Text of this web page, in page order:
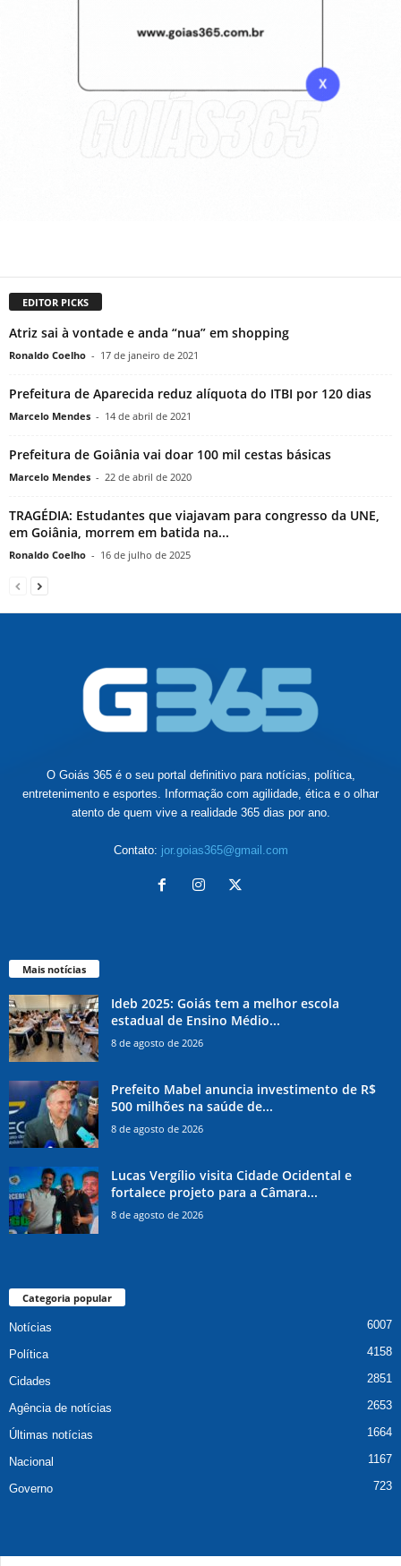
EDITOR PICKS
Atriz sai à vontade e anda “nua” em shopping
Ronaldo Coelho - 17 de janeiro de 2021
Prefeitura de Aparecida reduz alíquota do ITBI por 120 dias
Marcelo Mendes - 14 de abril de 2021
Prefeitura de Goiânia vai doar 100 mil cestas básicas
Marcelo Mendes - 22 de abril de 2020
TRAGÉDIA: Estudantes que viajavam para congresso da UNE,
em Goiânia, morrem em batida na...
Ronaldo Coelho - 16 de julho de 2025
O Goiás 365 é o seu portal definitivo para notícias, política,
entretenimento e esportes. Informação com agilidade, ética e o olhar
atento de quem vive a realidade 365 dias por ano.
Contato: jor.goias365@gmail.com
Mais notícias
Ideb 2025: Goiás tem a melhor escola
estadual de Ensino Médio...
8 de agosto de 2026
Prefeito Mabel anuncia investimento de R$
500 milhões na saúde de...
8 de agosto de 2026
Lucas Vergílio visita Cidade Ocidental e
fortalece projeto para a Câmara...
8 de agosto de 2026
Categoria popular
Notícias 6007
Política 4158
Cidades 2851
Agência de notícias 2653
Últimas notícias 1664
Nacional 1167
Governo 723